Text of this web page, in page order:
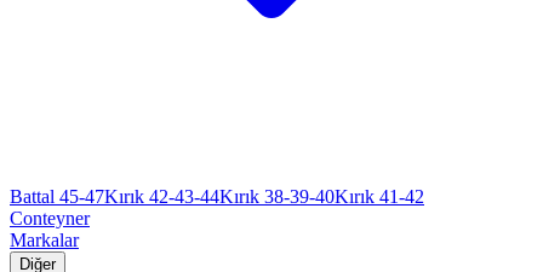
Battal 45-47Kırık 42-43-44Kırık 38-39-40Kırık 41-42
Conteyner
Markalar
Diğer